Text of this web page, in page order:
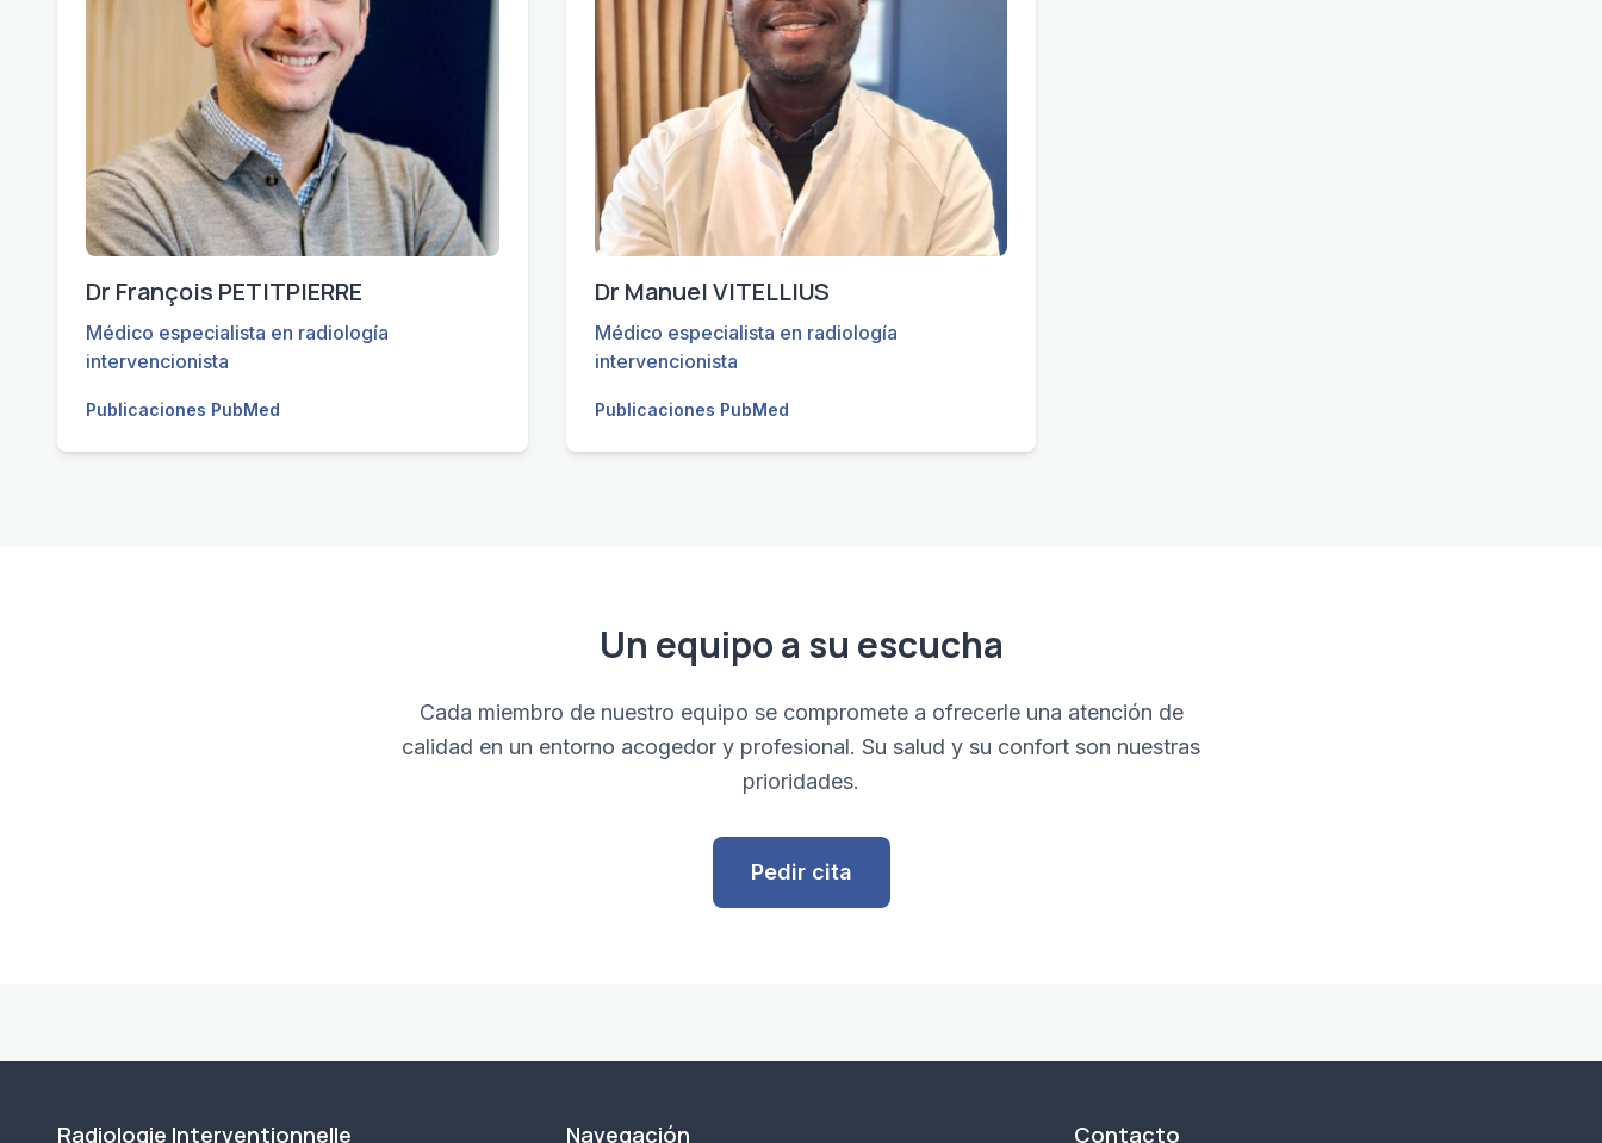
Dr François PETITPIERRE
Médico especialista en radiología
intervencionista
Publicaciones PubMed
Dr Manuel VITELLIUS
Médico especialista en radiología
intervencionista
Publicaciones PubMed
Un equipo a su escucha
Cada miembro de nuestro equipo se compromete a ofrecerle una atención de
calidad en un entorno acogedor y profesional. Su salud y su confort son nuestras
prioridades.
Pedir cita
Radiologie Interventionnelle Navegación Contacto